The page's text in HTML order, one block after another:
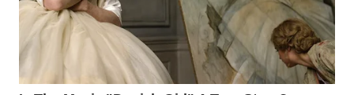
KARAWANG
BEKASI